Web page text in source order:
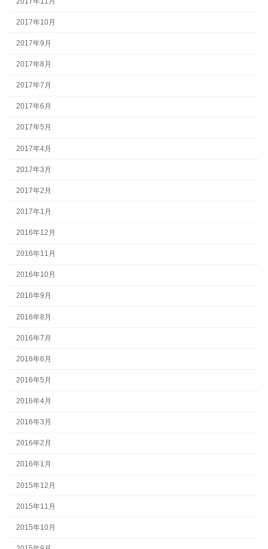
2017年10月
2017年9月
2017年8月
2017年7月
2017年6月
2017年5月
2017年4月
2017年3月
2017年2月
2017年1月
2016年12月
2016年11月
2016年10月
2016年9月
2016年8月
2016年7月
2016年6月
2016年5月
2016年4月
2016年3月
2016年2月
2016年1月
2015年12月
2015年11月
2015年10月